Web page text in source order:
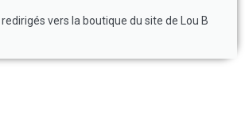
vers la boutique du site de Lou B